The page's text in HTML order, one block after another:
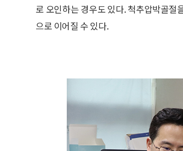
로 오인하는 경우도 있다. 척추압박골
으로 이어질 수 있다.